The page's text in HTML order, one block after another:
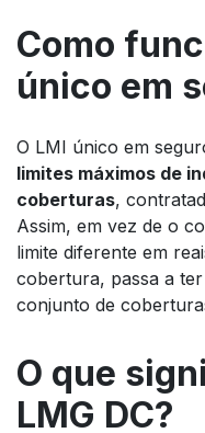
Como
único em
O LMI único em
limites máximos de
coberturas,
Assim, em vez de o
limite diferente em
cobertura, passa a
conjunto de
O que
LMG DC?